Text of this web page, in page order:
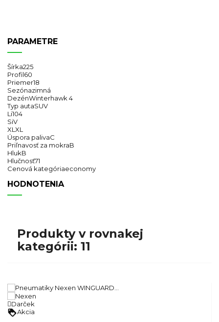
PARAMETRE
Šírka225
Profil60
Priemer18
Sezónazimná
DezénWinterhawk 4
Typ autaSUV
Li104
SiV
XLXL
Úspora palivaC
Priľnavosť za mokraB
HlukB
Hlučnosť71
Cenová kategóriaeconomy
HODNOTENIA
Produkty v rovnakej
kategórii: 11
Darček
loyaltyAkcia